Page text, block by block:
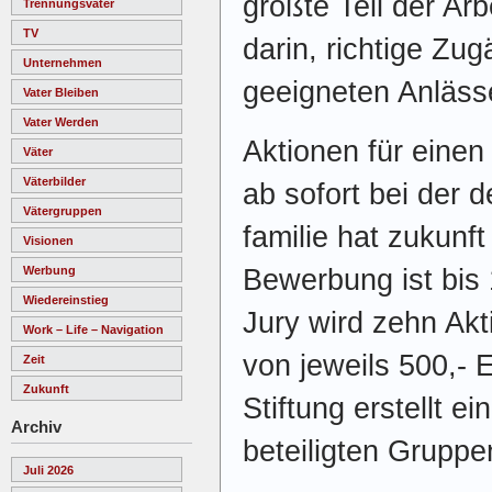
Trennungsväter
TV
Unternehmen
Vater Bleiben
Vater Werden
Väter
Väterbilder
Vätergruppen
Visionen
Werbung
Wiedereinstieg
Work – Life – Navigation
Zeit
Zukunft
Archiv
Juli 2026
darin, richtige
geeigneten
Aktionen für
ab sofort bei der
familie hat
Bewerbung ist bis
Jury wird zehn
von jeweils 500,-
Stiftung erstellt
beteiligten